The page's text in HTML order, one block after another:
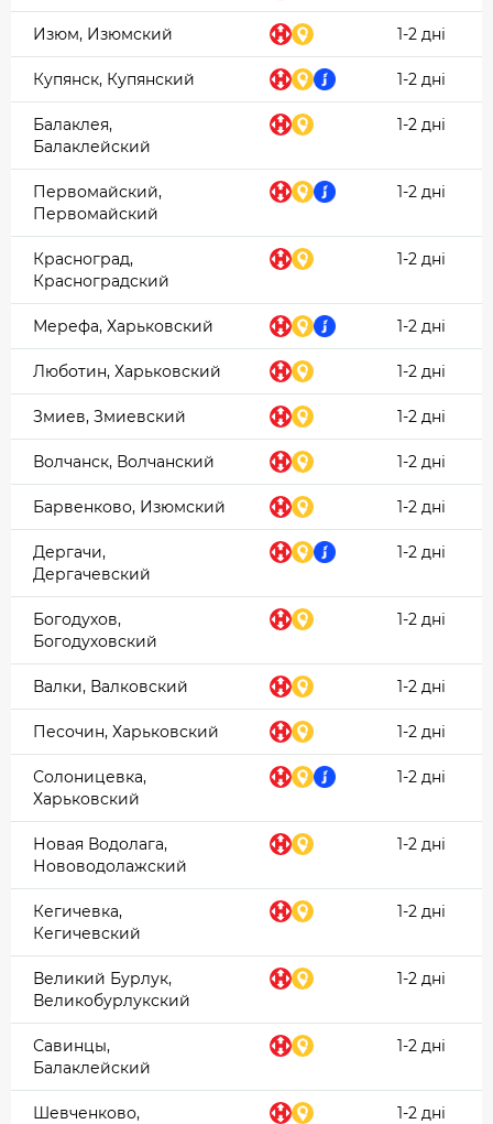
Изюм, Изюмский 1-2 дні
Купянск, Купянский 1-2 дні
Балаклея,
Балаклейский
1-2 дні
Первомайский,
Первомайский
1-2 дні
Красноград,
Красноградский
1-2 дні
Мерефа, Харьковский 1-2 дні
Люботин, Харьковский 1-2 дні
Змиев, Змиевский 1-2 дні
Волчанск, Волчанский 1-2 дні
Барвенково, Изюмский 1-2 дні
Дергачи,
Дергачевский
1-2 дні
Богодухов,
Богодуховский
1-2 дні
Валки, Валковский 1-2 дні
Песочин, Харьковский 1-2 дні
Солоницевка,
Харьковский
1-2 дні
Новая Водолага,
Нововодолажский
1-2 дні
Кегичевка,
Кегичевский
1-2 дні
Великий Бурлук,
Великобурлукский
1-2 дні
Савинцы,
Балаклейский
1-2 дні
Шевченково,
1-2 дні